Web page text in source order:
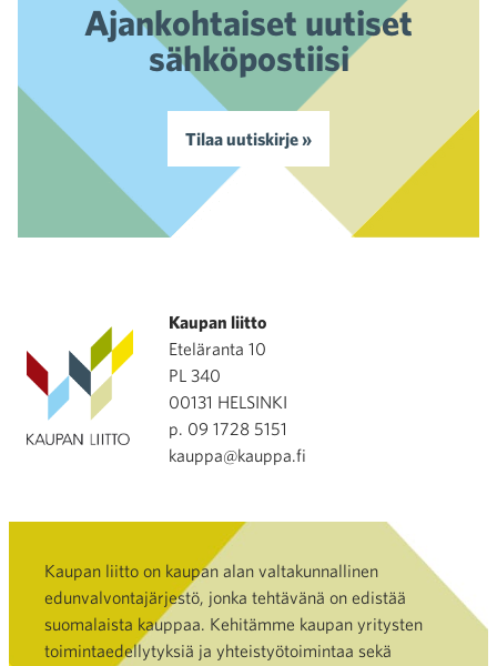
Ajankohtaiset uutiset
sähköpostiisi
Tilaa uutiskirje »
Kaupan liitto
Eteläranta 10
PL 340
00131 HELSINKI
p. 09 1728 5151
kauppa@kauppa.fi
Kaupan liitto on kaupan alan valtakunnallinen
edunvalvontajärjestö, jonka tehtävänä on edistää
suomalaista kauppaa. Kehitämme kaupan yritysten
toimintaedellytyksiä ja yhteistyötoimintaa sekä